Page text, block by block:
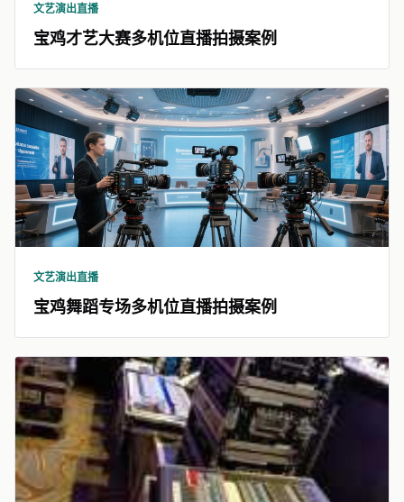
文艺演出直播
宝鸡才艺大赛多机位直播拍摄案例
文艺演出直播
宝鸡舞蹈专场多机位直播拍摄案例